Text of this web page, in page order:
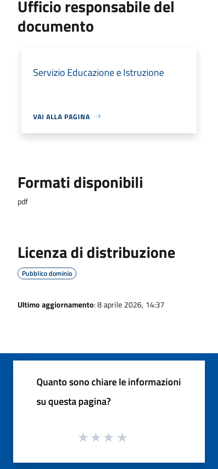
Ufficio responsabile del
documento
Servizio Educazione e Istruzione
VAI ALLA PAGINA
Formati disponibili
pdf
Licenza di distribuzione
Pubblico dominio
Ultimo aggiornamento: 8 aprile 2026, 14:37
Quanto sono chiare le informazioni
su questa pagina?